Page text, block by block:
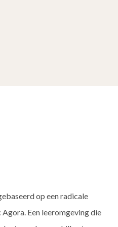
op een radicale
Een leeromgeving die